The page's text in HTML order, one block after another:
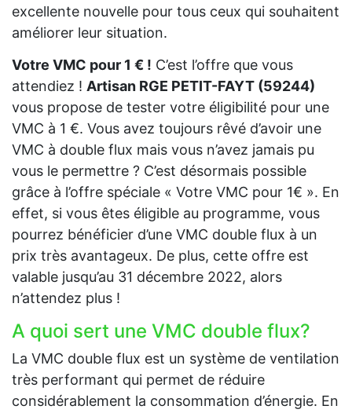
excellente nouvelle pour tous ceux qui souhaitent
améliorer leur situation.
Votre VMC pour 1 € ! C’est l’offre que vous
attendiez ! Artisan RGE PETIT-FAYT (59244)
vous propose de tester votre éligibilité pour une
VMC à 1 €. Vous avez toujours rêvé d’avoir une
VMC à double flux mais vous n’avez jamais pu
vous le permettre ? C’est désormais possible
grâce à l’offre spéciale « Votre VMC pour 1€ ». En
effet, si vous êtes éligible au programme, vous
pourrez bénéficier d’une VMC double flux à un
prix très avantageux. De plus, cette offre est
valable jusqu’au 31 décembre 2022, alors
n’attendez plus !
A quoi sert une VMC double flux?
La VMC double flux est un système de ventilation
très performant qui permet de réduire
considérablement la consommation d’énergie. En